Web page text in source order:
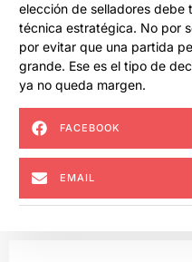
elección de selladores debe
técnica estratégica. No por
por evitar que una partida
grande. Ese es el tipo de
ya no queda margen.
FACEBOOK
EMAIL